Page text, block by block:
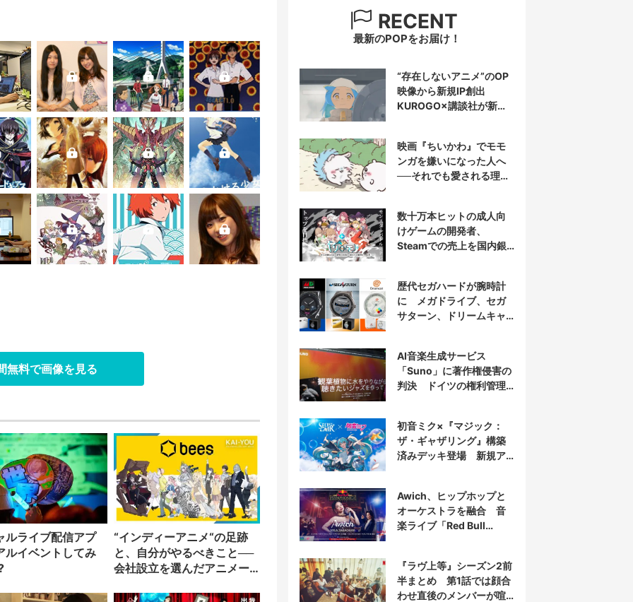
無料で画像を見る
ルライブ配信アプ
ルイベントしてみ
“インディーアニメ“の足跡
と、自分がやるべきこと──
会社設立を選んだアニメー
RECENT
最新のPOPをお届け！
“存在しないアニメ”のOP
映像から新規IP創出
KUROGO×講談社が新プ
映画『ちいかわ』でモモ
ンガを嫌いになった人へ
──それでも愛される理由
数十万本ヒットの成人向
けゲームの開発者、
Steamでの売上を国内銀
歴代セガハードが腕時計
に メガドライブ、セガ
サターン、ドリームキャ
AI音楽生成サービス
「Suno」に著作権侵害の
判決 ドイツの権利管理
初音ミク×『マジック：
ザ・ギャザリング』構築
済みデッキ登場 新規ア
Awich、ヒップホップと
オーケストラを融合 音
楽ライブ「Red Bull
『ラヴ上等』シーズン2前
半まとめ 第1話では顔合
わせ直後のメンバーが喧